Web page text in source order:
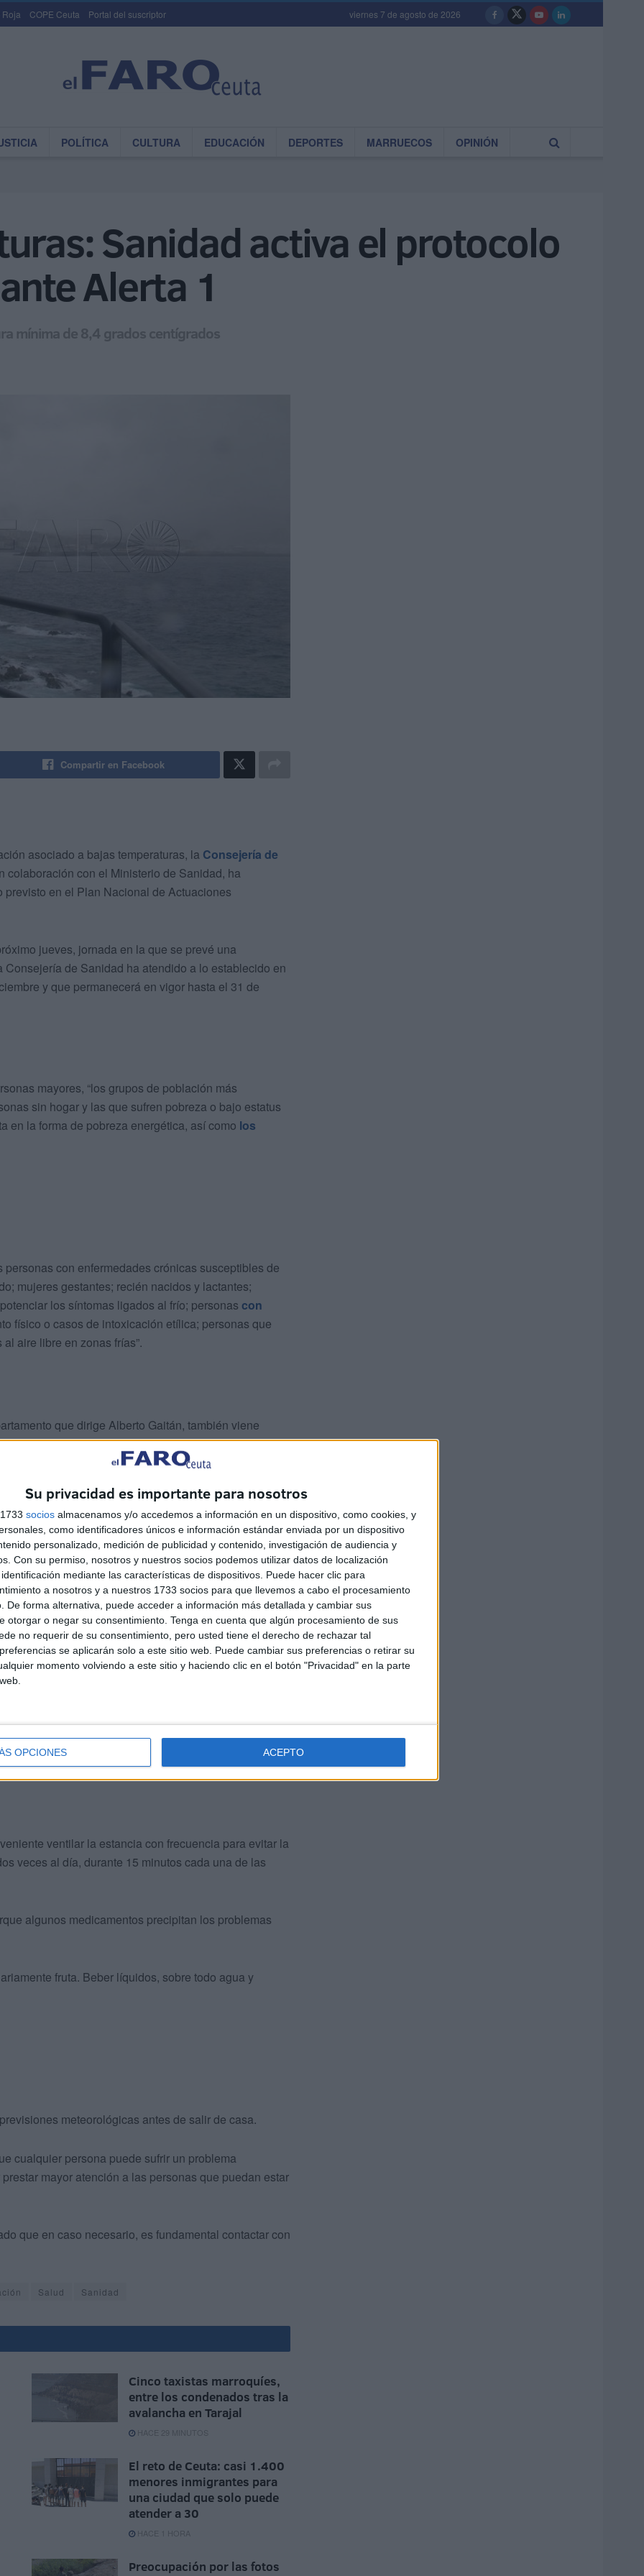
Su privacidad es importante para nosotros
socios almacenamos y/o accedemos a información en un dispositivo, como cookies, y
como identificadores únicos e información estándar enviada por un dispositivo
personalizado, medición de publicidad y contenido, investigación de audiencia y
Con su permiso, nosotros y nuestros socios podemos utilizar datos de localización
mediante las características de dispositivos. Puede hacer clic para
a nosotros y a nuestros 1733 socios para que llevemos a cabo el procesamiento
De forma alternativa, puede acceder a información más detallada y cambiar sus
otorgar o negar su consentimiento. Tenga en cuenta que algún procesamiento de sus
no requerir de su consentimiento, pero usted tiene el derecho de rechazar tal
se aplicarán solo a este sitio web. Puede cambiar sus preferencias o retirar su
momento volviendo a este sitio y haciendo clic en el botón "Privacidad" en la parte
OPCIONES ACEPTO
Roja COPE Ceuta Portal del suscriptor viernes 7 de agosto de 2026
POLÍTICA CULTURA EDUCACIÓN DEPORTES MARRUECOS OPINIÓN
Sanidad activa el protocolo
Alerta 1
mínima de 8,4 grados centígrados
Compartir en Facebook
asociado a bajas temperaturas, la Consejería de
colaboración con el Ministerio de Sanidad, ha
en el Plan Nacional de Actuaciones
jueves, jornada en la que se prevé una
de Sanidad ha atendido a lo establecido en
y que permanecerá en vigor hasta el 31 de
mayores, “los grupos de población más
sin hogar y las que sufren pobreza o bajo estatus
en la forma de pobreza energética, así como los
con enfermedades crónicas susceptibles de
mujeres gestantes; recién nacidos y lactantes;
los síntomas ligados al frío; personas con
físico o casos de intoxicación etílica; personas que
aire libre en zonas frías”.
que dirige Alberto Gaitán, también viene
prevenir los efectos del frío sobre la salud:
y no por la boca, ya que el aire se calienta al pasar
a los pulmones.
Un elevado porcentaje de lesiones relacionadas
placas de hielo. Si es posible, es conveniente usar
más que una sola gruesa, al formar cámaras de
ventilar la estancia con frecuencia para evitar la
veces al día, durante 15 minutos cada una de las
algunos medicamentos precipitan los problemas
fruta. Beber líquidos, sobre todo agua y
meteorológicas antes de salir de casa.
cualquier persona puede sufrir un problema
mayor atención a las personas que puedan estar
que en caso necesario, es fundamental contactar con
Salud Sanidad
Cinco taxistas marroquíes,
entre los condenados tras la
avalancha en Tarajal
HACE 29 MINUTOS
El reto de Ceuta: casi 1.400
menores inmigrantes para
una ciudad que solo puede
atender a 30
HACE 1 HORA
Preocupación por las fotos